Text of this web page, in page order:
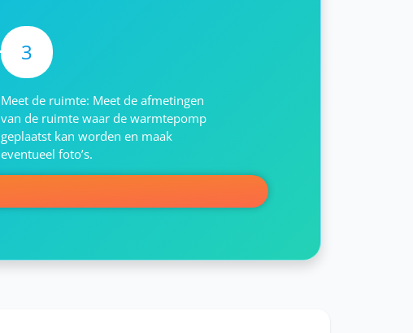
3
Meet de ruimte: Meet de afmetingen
van de ruimte waar de warmtepomp
geplaatst kan worden en maak
eventueel foto’s.